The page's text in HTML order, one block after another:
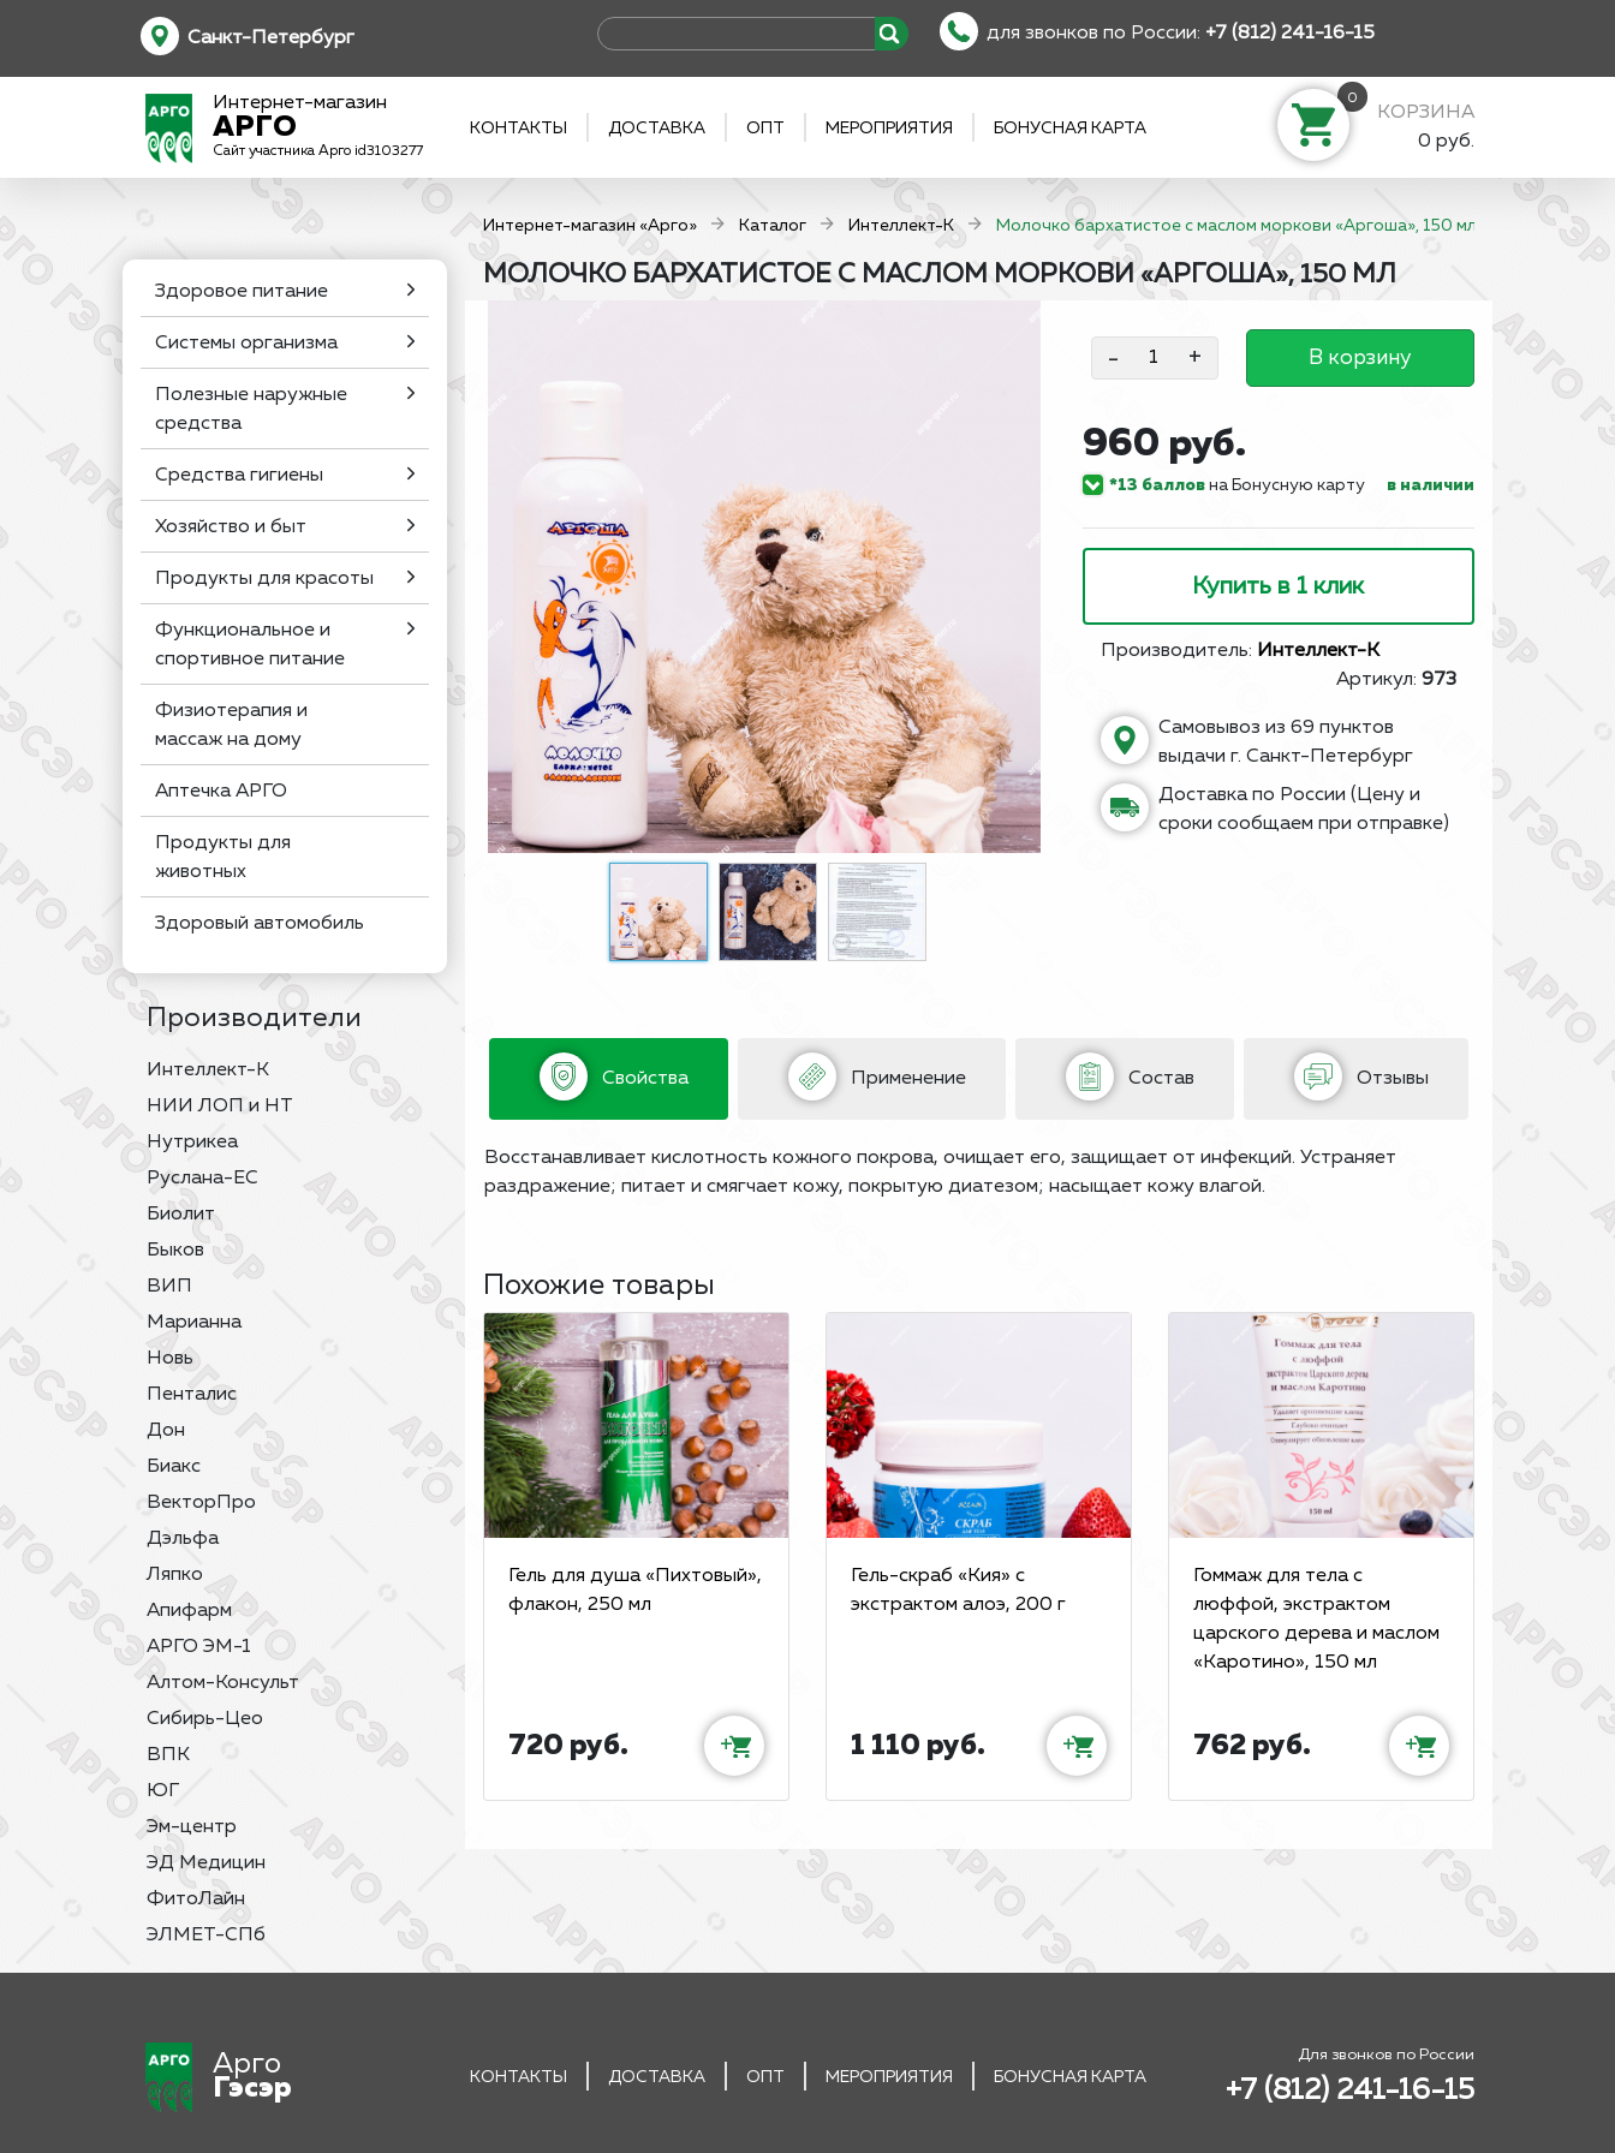
Санкт-Петербург для звонков по России: +7 (812) 241-16-15
Интернет-магазин
АРГО
Сайт участника Арго id3103277
КОНТАКТЫ ДОСТАВКА ОПТ МЕРОПРИЯТИЯ БОНУСНАЯ КАРТА
0
КОРЗИНА
0 руб.
Интернет-магазин «Арго» Каталог Интеллект-К Молочко бархатистое с маслом моркови «Аргоша», 150 мл
Здоровое питание
Системы организма
Полезные наружные
средства
Средства гигиены
Хозяйство и быт
Продукты для красоты
Функциональное и
спортивное питание
Физиотерапия и
массаж на дому
Аптечка АРГО
Продукты для
животных
Здоровый автомобиль
Производители
Интеллект-К
НИИ ЛОП и НТ
Нутрикеа
Руслана-ЕС
Биолит
Быков
ВИП
Марианна
Новь
Пенталис
Дон
Биакс
ВекторПро
Дэльфа
Ляпко
Апифарм
АРГО ЭМ-1
Алтом-Консульт
Сибирь-Цео
ВПК
ЮГ
Эм-центр
ЭД Медицин
ФитоЛайн
ЭЛМЕТ-СПб
МОЛОЧКО БАРХАТИСТОЕ С МАСЛОМ МОРКОВИ «АРГОША», 150 МЛ
- + В корзину
960 руб.
*13 балловна Бонусную карту в наличии
Купить в 1 клик
Производитель: Интеллект-К
Артикул: 973
Самовывоз из 69 пунктов
выдачи г. Санкт-Петербург
Доставка по России (Цену и
сроки сообщаем при отправке)
Свойства Применение Состав Отзывы
Восстанавливает кислотность кожного покрова, очищает его, защищает от инфекций. Устраняет
раздражение; питает и смягчает кожу, покрытую диатезом; насыщает кожу влагой.
Похожие товары
Гель для душа «Пихтовый»,
флакон, 250 мл
720 руб. +
Гель-скраб «Кия» с
экстрактом алоэ, 200 г
1 110 руб. +
Гоммаж для тела с
люффой, экстрактом
царского дерева и маслом
«Каротино», 150 мл
762 руб. +
Арго
Гэсэр
КОНТАКТЫ ДОСТАВКА ОПТ МЕРОПРИЯТИЯ БОНУСНАЯ КАРТА
Для звонков по России
+7 (812) 241-16-15